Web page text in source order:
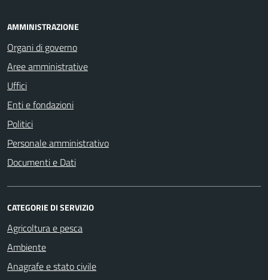
AMMINISTRAZIONE
Organi di governo
Aree amministrative
Uffici
Enti e fondazioni
Politici
Personale amministrativo
Documenti e Dati
CATEGORIE DI SERVIZIO
Agricoltura e pesca
Ambiente
Anagrafe e stato civile